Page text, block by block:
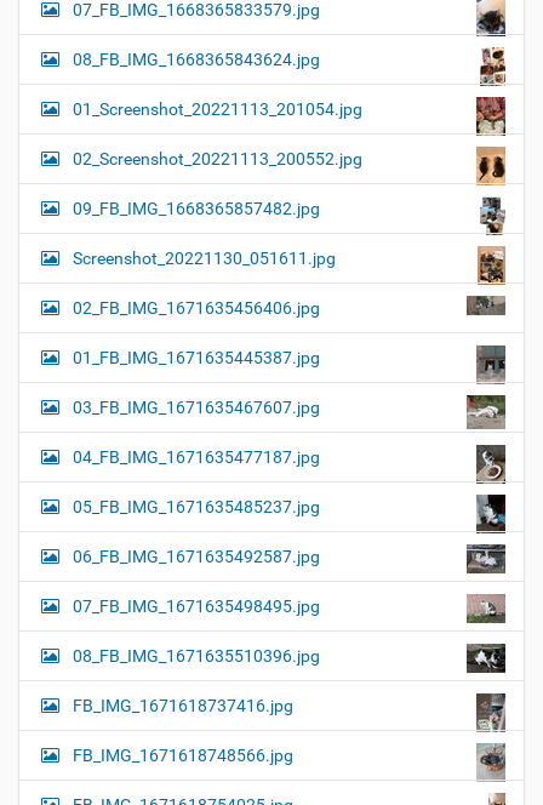
07_FB_IMG_1668365833579.jpg
08_FB_IMG_1668365843624.jpg
01_Screenshot_20221113_201054.jpg
02_Screenshot_20221113_200552.jpg
09_FB_IMG_1668365857482.jpg
Screenshot_20221130_051611.jpg
02_FB_IMG_1671635456406.jpg
01_FB_IMG_1671635445387.jpg
03_FB_IMG_1671635467607.jpg
04_FB_IMG_1671635477187.jpg
05_FB_IMG_1671635485237.jpg
06_FB_IMG_1671635492587.jpg
07_FB_IMG_1671635498495.jpg
08_FB_IMG_1671635510396.jpg
FB_IMG_1671618737416.jpg
FB_IMG_1671618748566.jpg